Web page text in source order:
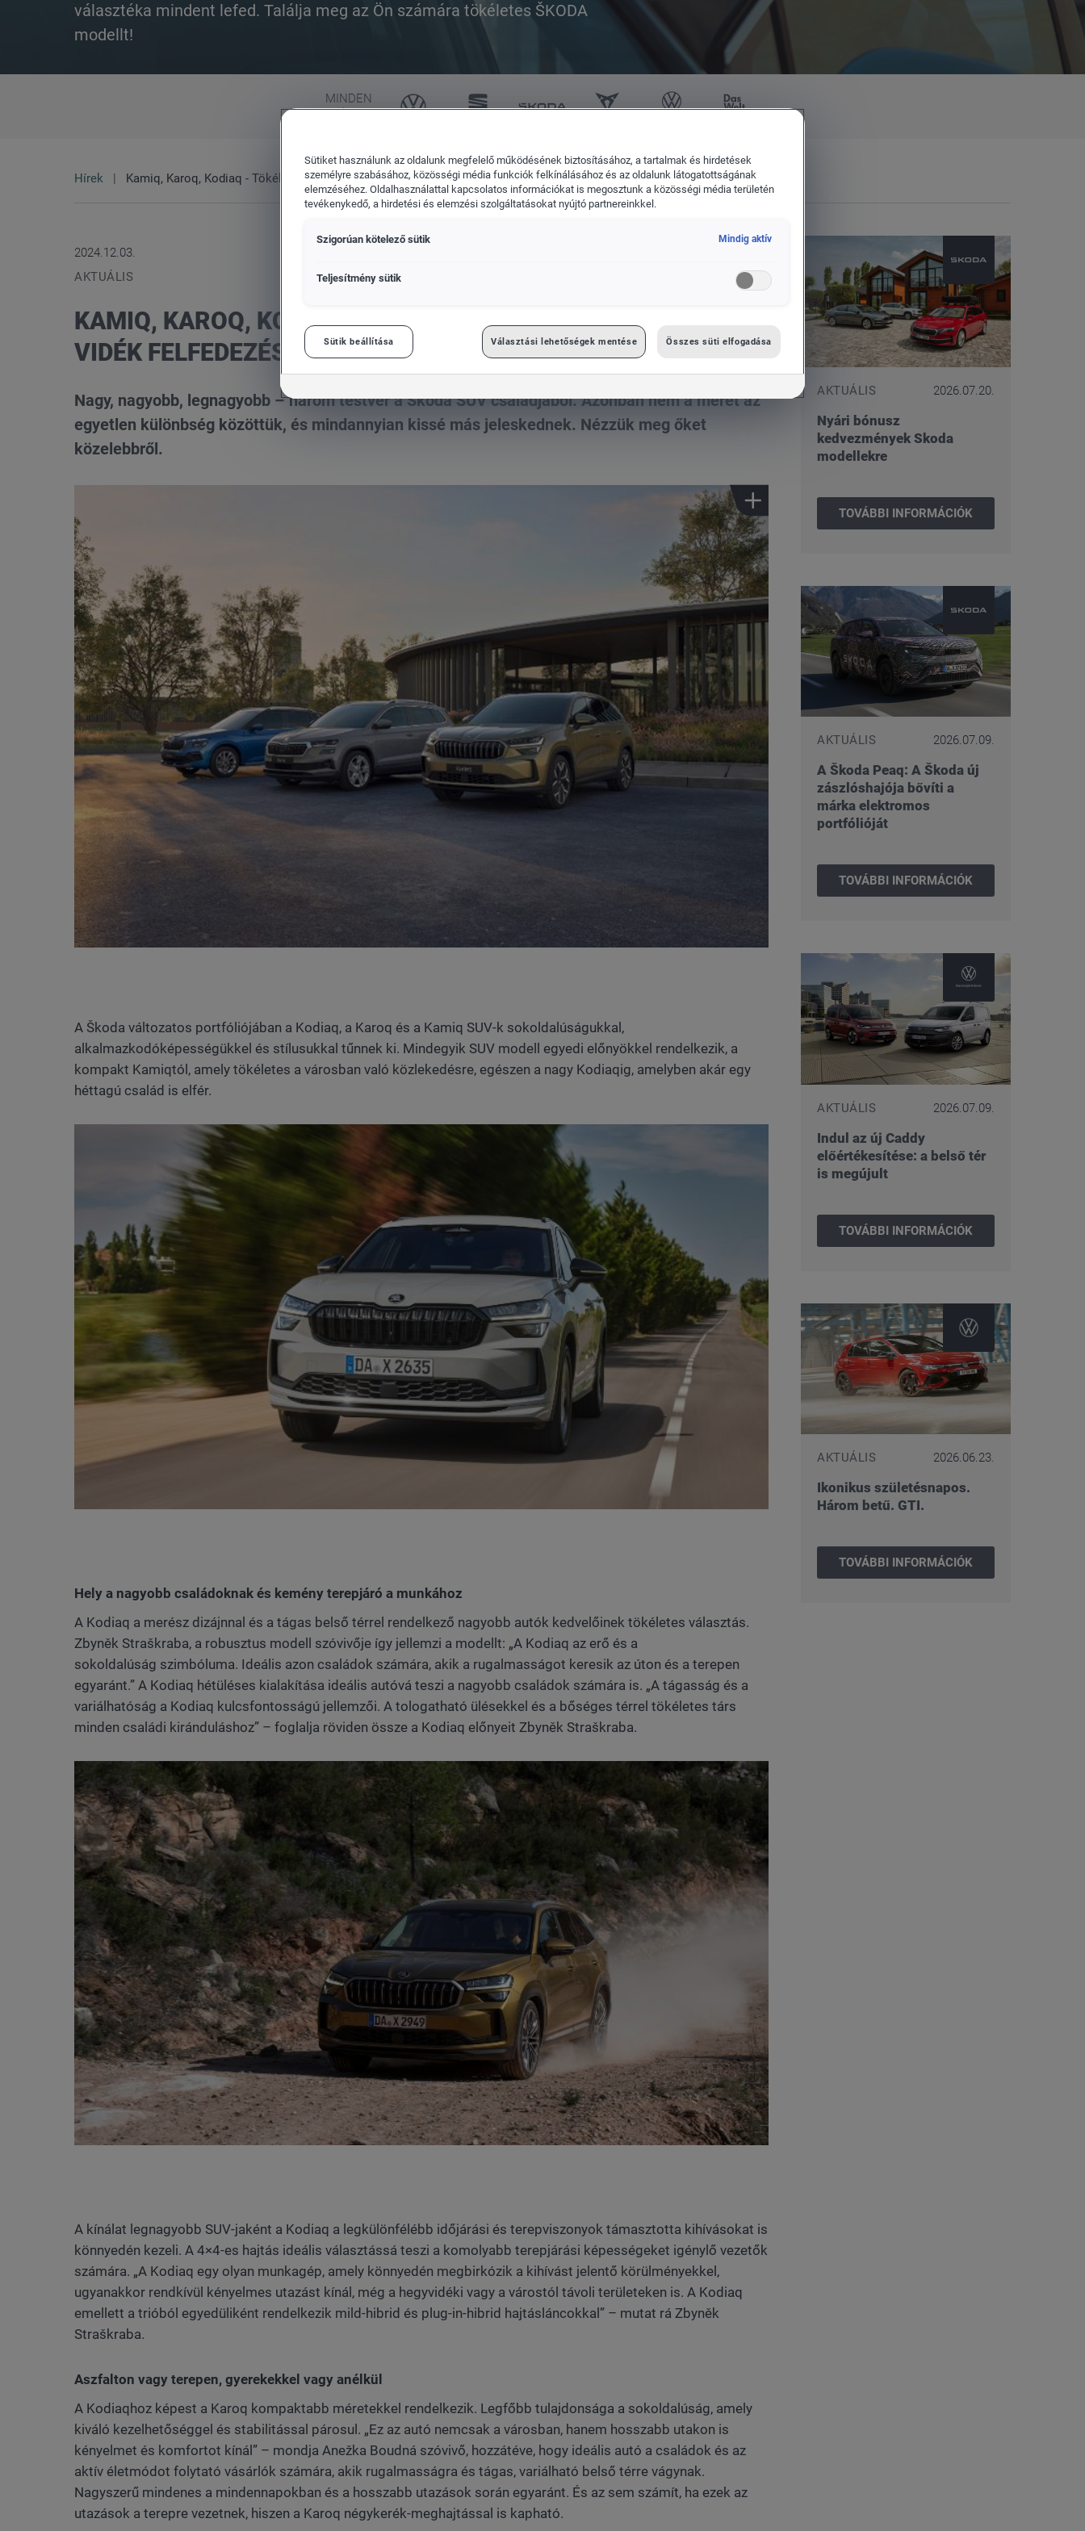
választéka mindent lefed. Találja meg az Ön számára tökéletes ŠKODA
modellt!
MINDEN
MÁRKA
Hírek Kamiq, Karoq, Kodiaq - Tökéletesek a városba és a vidék felfedezéséhez
2024.12.03.
AKTUÁLIS
KAMIQ, KAROQ, KODIAQ - TÖKÉLETESEK A VÁROSBA ÉS A
VIDÉK FELFEDEZÉSÉHEZ
Nagy, nagyobb, legnagyobb – három testvér a Škoda SUV családjából. Azonban nem a méret az
egyetlen különbség közöttük, és mindannyian kissé más jeleskednek. Nézzük meg őket
közelebbről.
A Škoda változatos portfóliójában a Kodiaq, a Karoq és a Kamiq SUV-k sokoldalúságukkal,
alkalmazkodóképességükkel és stílusukkal tűnnek ki. Mindegyik SUV modell egyedi előnyökkel rendelkezik, a
kompakt Kamiqtól, amely tökéletes a városban való közlekedésre, egészen a nagy Kodiaqig, amelyben akár egy
héttagú család is elfér.
Hely a nagyobb családoknak és kemény terepjáró a munkához
A Kodiaq a merész dizájnnal és a tágas belső térrel rendelkező nagyobb autók kedvelőinek tökéletes választás.
Zbyněk Straškraba, a robusztus modell szóvivője így jellemzi a modellt: „A Kodiaq az erő és a
sokoldalúság szimbóluma. Ideális azon családok számára, akik a rugalmasságot keresik az úton és a terepen
egyaránt.” A Kodiaq hétüléses kialakítása ideális autóvá teszi a nagyobb családok számára is. „A tágasság és a
variálhatóság a Kodiaq kulcsfontosságú jellemzői. A tologatható ülésekkel és a bőséges térrel tökéletes társ
minden családi kiránduláshoz” – foglalja röviden össze a Kodiaq előnyeit Zbyněk Straškraba.
A kínálat legnagyobb SUV-jaként a Kodiaq a legkülönfélébb időjárási és terepviszonyok támasztotta kihívásokat is
könnyedén kezeli. A 4×4-es hajtás ideális választássá teszi a komolyabb terepjárási képességeket igénylő vezetők
számára. „A Kodiaq egy olyan munkagép, amely könnyedén megbirkózik a kihívást jelentő körülményekkel,
ugyanakkor rendkívül kényelmes utazást kínál, még a hegyvidéki vagy a várostól távoli területeken is. A Kodiaq
emellett a trióból egyedüliként rendelkezik mild-hibrid és plug-in-hibrid hajtásláncokkal” – mutat rá Zbyněk
Straškraba.
Aszfalton vagy terepen, gyerekekkel vagy anélkül
A Kodiaqhoz képest a Karoq kompaktabb méretekkel rendelkezik. Legfőbb tulajdonsága a sokoldalúság, amely
kiváló kezelhetőséggel és stabilitással párosul. „Ez az autó nemcsak a városban, hanem hosszabb utakon is
kényelmet és komfortot kínál” – mondja Anežka Boudná szóvivő, hozzátéve, hogy ideális autó a családok és az
aktív életmódot folytató vásárlók számára, akik rugalmasságra és tágas, variálható belső térre vágynak.
Nagyszerű mindenes a mindennapokban és a hosszabb utazások során egyaránt. És az sem számít, ha ezek az
utazások a terepre vezetnek, hiszen a Karoq négykerék-meghajtással is kapható.
AKTUÁLIS 2026.07.20.
Nyári bónusz
kedvezmények Skoda
modellekre
TOVÁBBI INFORMÁCIÓK
AKTUÁLIS 2026.07.09.
A Škoda Peaq: A Škoda új
zászlóshajója bővíti a
márka elektromos
portfólióját
TOVÁBBI INFORMÁCIÓK
AKTUÁLIS 2026.07.09.
Indul az új Caddy
előértékesítése: a belső tér
is megújult
TOVÁBBI INFORMÁCIÓK
AKTUÁLIS 2026.06.23.
Ikonikus születésnapos.
Három betű. GTI.
TOVÁBBI INFORMÁCIÓK
Sütiket használunk az oldalunk megfelelő működésének biztosításához, a tartalmak és hirdetések
személyre szabásához, közösségi média funkciók felkínálásához és az oldalunk látogatottságának
elemzéséhez. Oldalhasználattal kapcsolatos információkat is megosztunk a közösségi média területén
tevékenykedő, a hirdetési és elemzési szolgáltatásokat nyújtó partnereinkkel.
Szigorúan kötelező sütik Mindig aktív
Teljesítmény sütik
Sütik beállítása Választási lehetőségek mentése Összes süti elfogadása